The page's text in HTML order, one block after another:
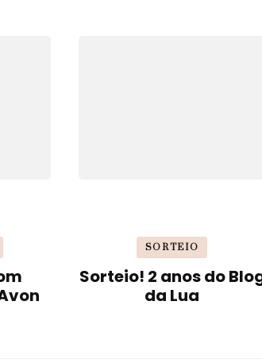
SORTEIO
Sorteio! 2 anos do
da Lua